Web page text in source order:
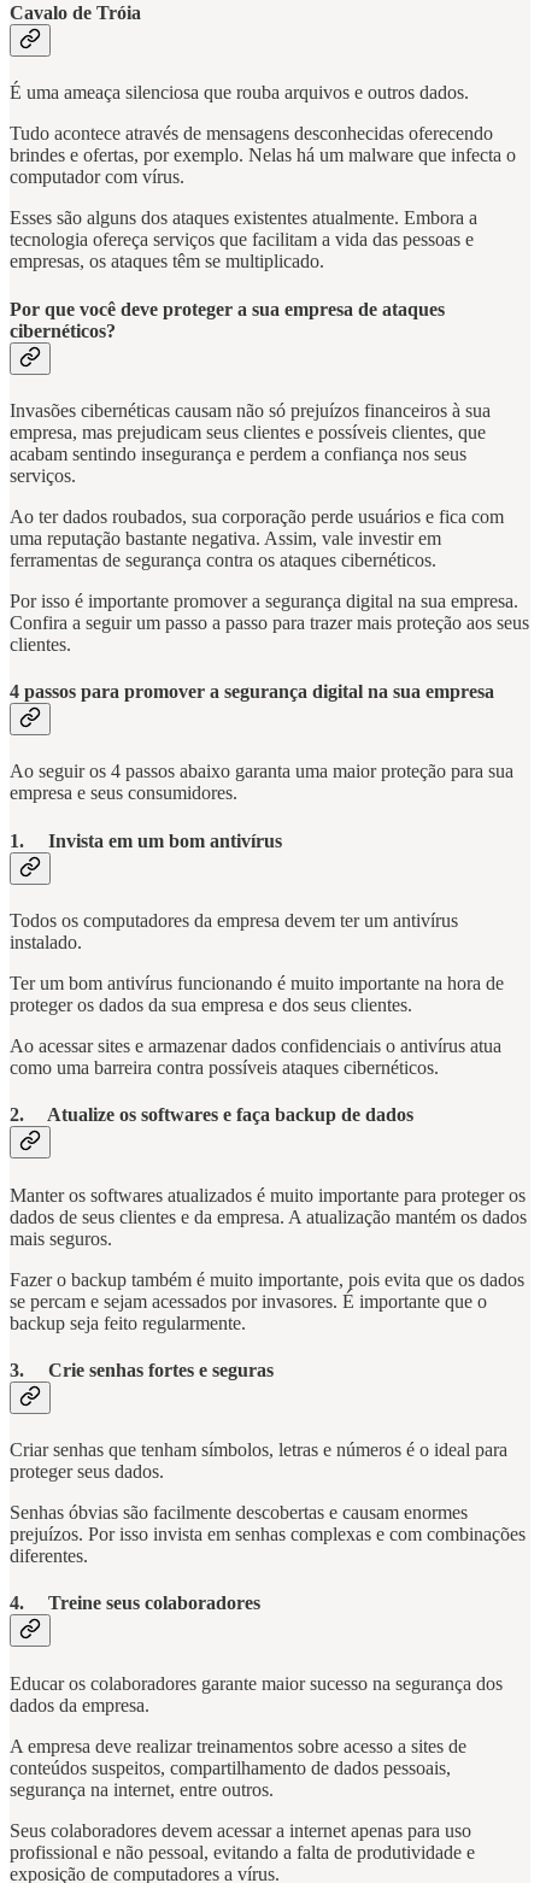
Cavalo de Tróia
É uma ameaça silenciosa que rouba arquivos e outros dados.
Tudo acontece através de mensagens desconhecidas oferecendo
brindes e ofertas, por exemplo. Nelas há um malware que infecta o
computador com vírus.
Esses são alguns dos ataques existentes atualmente. Embora a
tecnologia ofereça serviços que facilitam a vida das pessoas e
empresas, os ataques têm se multiplicado.
Por que você deve proteger a sua empresa de ataques
cibernéticos?
Invasões cibernéticas causam não só prejuízos financeiros à sua
empresa, mas prejudicam seus clientes e possíveis clientes, que
acabam sentindo insegurança e perdem a confiança nos seus
serviços.
Ao ter dados roubados, sua corporação perde usuários e fica com
uma reputação bastante negativa. Assim, vale investir em
ferramentas de segurança contra os ataques cibernéticos.
Por isso é importante promover a segurança digital na sua empresa.
Confira a seguir um passo a passo para trazer mais proteção aos seus
clientes.
4 passos para promover a segurança digital na sua empresa
Ao seguir os 4 passos abaixo garanta uma maior proteção para sua
empresa e seus consumidores.
1. Invista em um bom antivírus
Todos os computadores da empresa devem ter um antivírus
instalado.
Ter um bom antivírus funcionando é muito importante na hora de
proteger os dados da sua empresa e dos seus clientes.
Ao acessar sites e armazenar dados confidenciais o antivírus atua
como uma barreira contra possíveis ataques cibernéticos.
2. Atualize os softwares e faça backup de dados
Manter os softwares atualizados é muito importante para proteger os
dados de seus clientes e da empresa. A atualização mantém os dados
mais seguros.
Fazer o backup também é muito importante, pois evita que os dados
se percam e sejam acessados por invasores. É importante que o
backup seja feito regularmente.
3. Crie senhas fortes e seguras
Criar senhas que tenham símbolos, letras e números é o ideal para
proteger seus dados.
Senhas óbvias são facilmente descobertas e causam enormes
prejuízos. Por isso invista em senhas complexas e com combinações
diferentes.
4. Treine seus colaboradores
Educar os colaboradores garante maior sucesso na segurança dos
dados da empresa.
A empresa deve realizar treinamentos sobre acesso a sites de
conteúdos suspeitos, compartilhamento de dados pessoais,
segurança na internet, entre outros.
Seus colaboradores devem acessar a internet apenas para uso
profissional e não pessoal, evitando a falta de produtividade e
exposição de computadores a vírus.